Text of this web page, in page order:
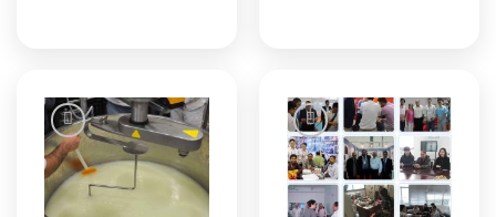
Add to
wishlist
Add to
wishlist